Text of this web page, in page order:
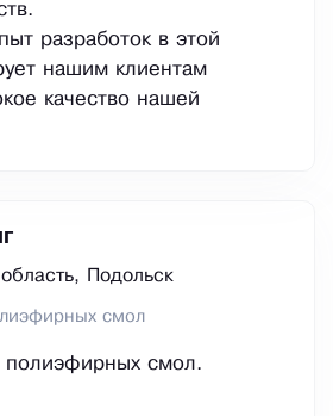
разработок в этой
нашим клиентам
качество нашей
Подольск
смол
полиэфирных смол.